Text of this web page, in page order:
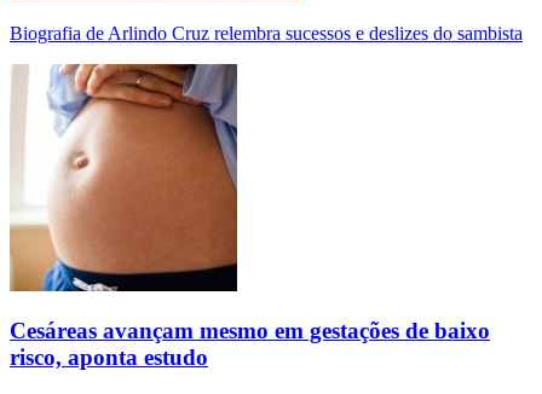
Biografia de Arlindo Cruz relembra sucessos e deslizes do sambista
Cesáreas avançam mesmo em gestações de baixo
risco, aponta estudo